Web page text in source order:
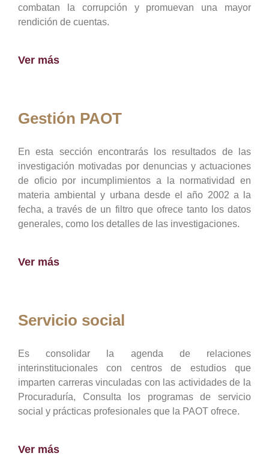
combatan la corrupción y promuevan una mayor
rendición de cuentas.
Ver más
Gestión PAOT
En esta sección encontrarás los resultados de las
investigación motivadas por denuncias y actuaciones
de oficio por incumplimientos a la normatividad en
materia ambiental y urbana desde el año 2002 a la
fecha, a través de un filtro que ofrece tanto los datos
generales, como los detalles de las investigaciones.
Ver más
Servicio social
Es consolidar la agenda de relaciones
interinstitucionales con centros de estudios que
imparten carreras vinculadas con las actividades de la
Procuraduría, Consulta los programas de servicio
social y prácticas profesionales que la PAOT ofrece.
Ver más